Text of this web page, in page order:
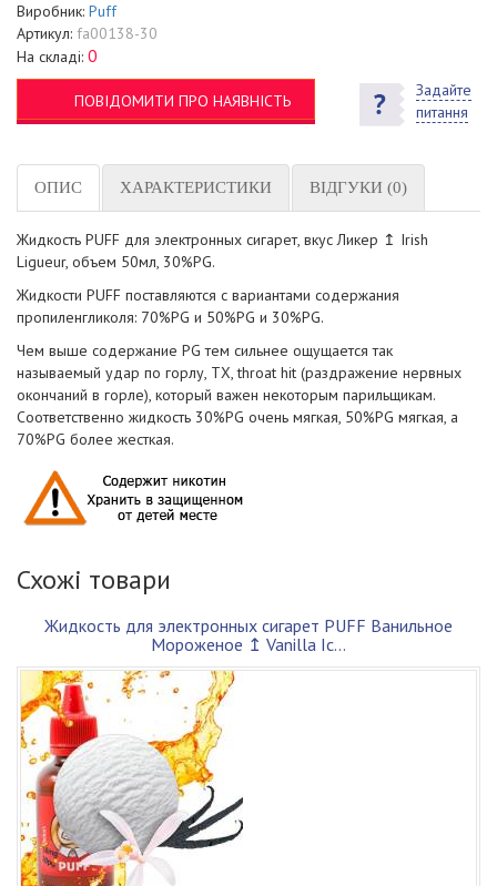
Виробник: Puff
Артикул: fa00138-30
На складі: 0
ПОВІДОМИТИ ПРО НАЯВНІСТЬ
Задайте
питання
ОПИС ХАРАКТЕРИСТИКИ ВІДГУКИ (0)
Жидкость PUFF для электронных сигарет, вкус Ликер ↥ Irish
Ligueur, объем 50мл, 30%PG.
Жидкости PUFF поставляются с вариантами содержания
пропиленгликоля: 70%PG и 50%PG и 30%PG.
Чем выше содержание PG тем сильнее ощущается так
называемый удар по горлу, ТХ, throat hit (раздражение нервных
окончаний в горле), который важен некоторым парильщикам.
Соответственно жидкость 30%PG очень мягкая, 50%PG мягкая, а
70%PG более жесткая.
Схожі товари
Жидкость для электронных сигарет PUFF Ванильное
Мороженое ↥ Vanilla Ic...